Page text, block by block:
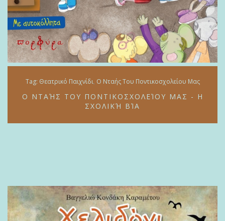
Tag: Θεατρικό Παιχνίδι Ο Νταής Του Ποντικοσχολείου Μας
Ο ΝΤΑΉΣ ΤΟΥ ΠΟΝΤΙΚΟΣΧΟΛΕΊΟΥ ΜΑΣ - Η
ΣΧΟΛΙΚΉ ΒΊΑ